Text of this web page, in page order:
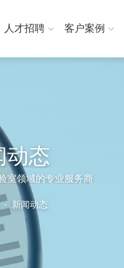
人才招聘 客户案例
动态
室领域的专业服务商
- 新闻动态